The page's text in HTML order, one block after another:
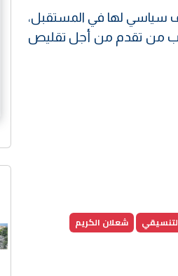
سياسي لها في المستقبل،
من تقدم من أجل تقليص
شعلان الكريم